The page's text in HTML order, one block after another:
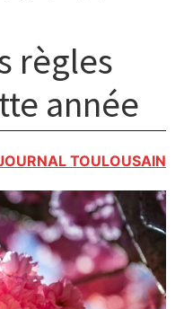
règles
année
TOULOUSAIN